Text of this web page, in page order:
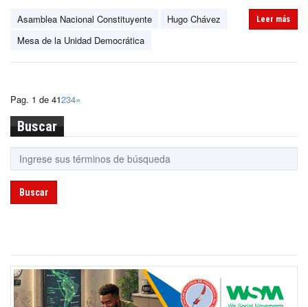
Asamblea Nacional Constituyente
Hugo Chávez
Mesa de la Unidad Democrática
Leer más
Pag. 1 de 41234»
Buscar
Buscar